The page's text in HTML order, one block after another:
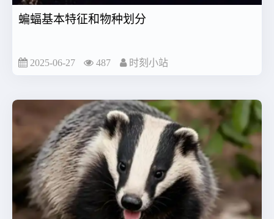
蝙蝠基本特征和物种划分
2025-06-27 487 时刻小站